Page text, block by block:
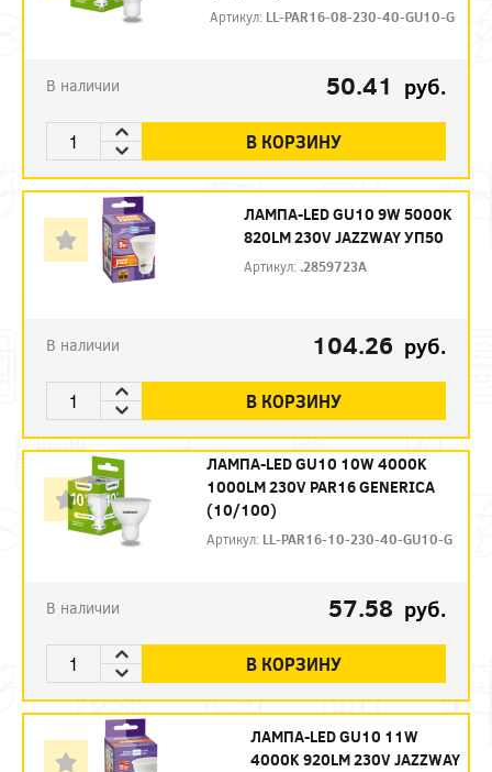
Артикул: LL-PAR16-08-230-40-GU10-G
В наличии 50.41 руб.
В КОРЗИНУ
ЛАМПА-LED GU10 9W 5000K
820LM 230V JAZZWAY УП50
Артикул: .2859723A
В наличии 104.26 руб.
В КОРЗИНУ
ЛАМПА-LED GU10 10W 4000K
1000LM 230V PAR16 GENERICA
(10/100)
Артикул: LL-PAR16-10-230-40-GU10-G
В наличии 57.58 руб.
В КОРЗИНУ
ЛАМПА-LED GU10 11W
4000K 920LM 230V JAZZWAY